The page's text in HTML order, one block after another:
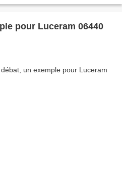
pour Luceram 06440